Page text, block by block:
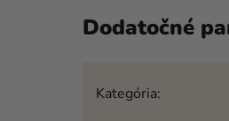
Dodatočné
Kategória: